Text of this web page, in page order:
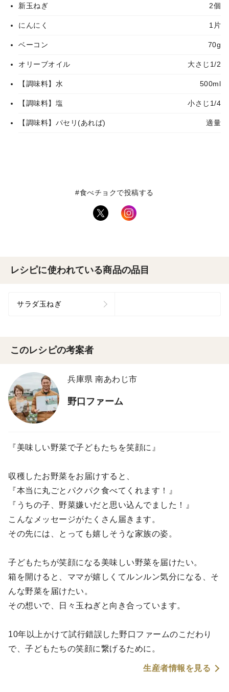
新玉ねぎ 2個
にんにく 1片
ベーコン 70g
オリーブオイル 大さじ1/2
【調味料】水 500ml
【調味料】塩 小さじ1/4
【調味料】パセリ(あれば) 適量
#食べチョクで投稿する
レシピに使われている商品の品目
サラダ玉ねぎ
このレシピの考案者
兵庫県 南あわじ市
野口ファーム
『美味しい野菜で子どもたちを笑顔に』
収穫したお野菜をお届けすると、
『本当に丸ごとパクパク食べてくれます！』
『うちの子、野菜嫌いだと思い込んでました！』
こんなメッセージがたくさん届きます。
その先には、とっても嬉しそうな家族の姿。
子どもたちが笑顔になる美味しい野菜を届けたい。
箱を開けると、ママが嬉しくてルンルン気分になる、そ
んな野菜を届けたい。
その想いで、日々玉ねぎと向き合っています。
10年以上かけて試行錯誤した野口ファームのこだわり
で、子どもたちの笑顔に繋げるために。
生産者情報を見る